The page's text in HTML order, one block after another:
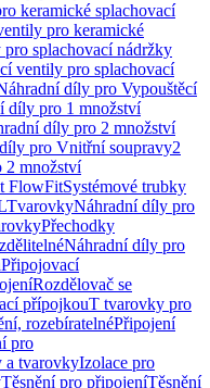
keramické splachovací
pro keramické
splachovací nádržky
ventily pro splachovací
díly pro Vypouštěcí
díly pro 1 množství
díly pro 2 množství
pro Vnitřní soupravy2
2 množství
FlowFitSystémové trubky
TvarovkyNáhradní díly pro
Přechodky
Náhradní díly pro
Připojovací
Rozdělovač se
přípojkouT tvarovky pro
rozebíratelnéPřipojení
pro
a tvarovkyIzolace pro
Těsnění pro připojeníTěsnění